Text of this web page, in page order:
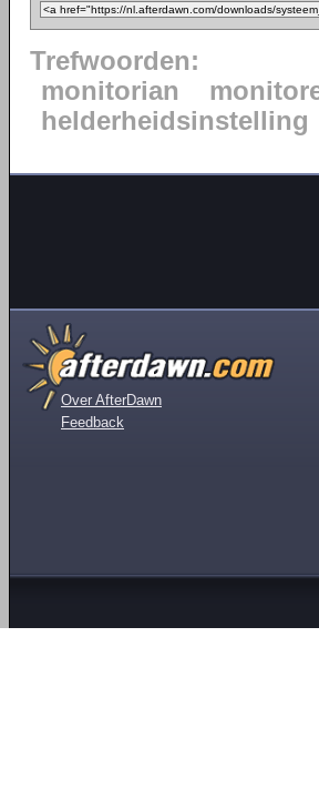
Trefwoorden:
monitorian
helderheidsinstelling
Over AfterDawn
Feedback